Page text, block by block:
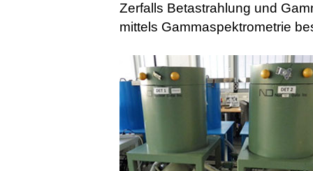
Zerfalls Betastrahlung und
mittels Gammaspektrometrie